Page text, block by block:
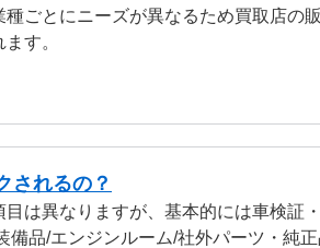
ごとにニーズが異なるため買取店の
す。
されるの？
は異なりますが、基本的には車検証
備品/エンジンルーム/社外パーツ・純正